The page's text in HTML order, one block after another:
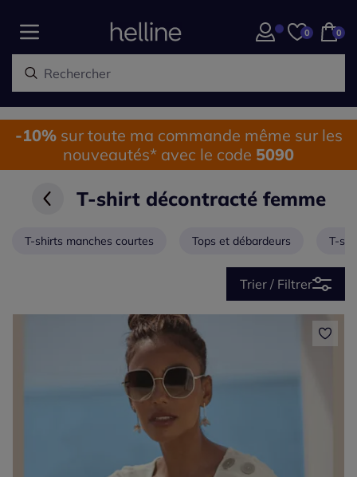
0 0
-10%sur toute ma commande même sur les
nouveautés* avec le code 5090
T-shirt décontracté femme
T-shirts manches courtes Tops et débardeurs T-
Trier / Filtrer